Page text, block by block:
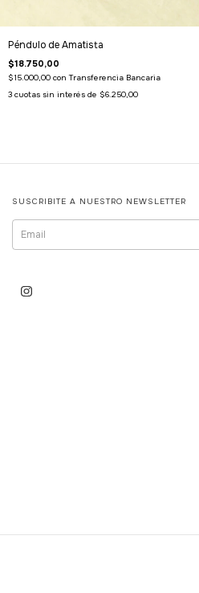
Péndulo de Amatista
$18.750,00
$15.000,00 con Transferencia Bancaria
3 cuotas sin interés de $6.250,00
SUSCRIBITE A NUESTRO NEWSLETTER